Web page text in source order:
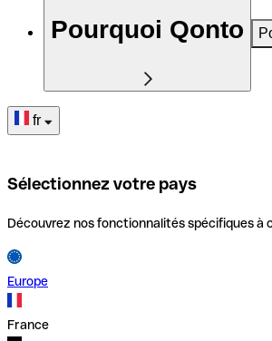
Pourquoi Qonto
fr
Sélectionnez votre pays
Découvrez nos fonctionnalités spécifiques à
Europe
France